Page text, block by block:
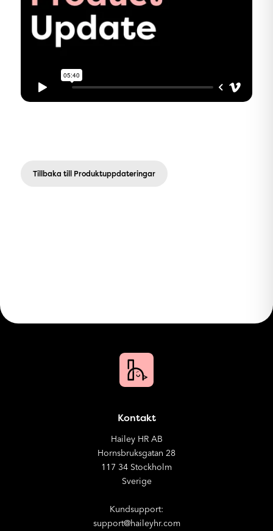
Tillbaka till Produktuppdateringar
Kontakt
Hailey HR AB
Hornsbruksgatan 28
117 34 Stockholm
Sverige
Kundsupport:
support@haileyhr.com